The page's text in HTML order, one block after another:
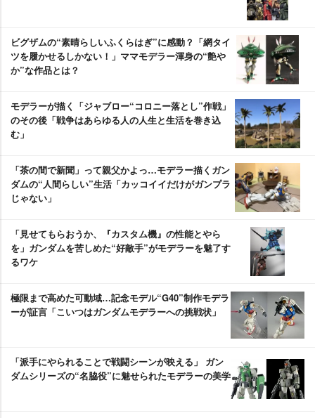
ビグザムの“素晴らしいふくらはぎ”に感動？「網タイ
ツを履かせるしかない！」ママモデラー渾身の“艶
か”な作品とは？
モデラーが描く「ジャブロー“コロニー落とし”作戦」
のその後「戦争はあらゆる人の人生と生活を巻き込
む」
「茶の間で新聞」って親父かよっ…モデラー描くガン
ダムの“人間らしい”生活「カッコイイだけがガンプラ
じゃない」
「見せてもらおうか、『カスタム機』の性能とやら
を」ガンダムを苦しめた“好敵手”がモデラーを魅了す
るワケ
極限まで高めた可動域…記念モデル“G40”制作モデラ
ーが証言「こいつはガンダムモデラーへの挑戦状」
「派手にやられることで戦闘シーンが映える」 ガン
ダムシリーズの“名脇役”に魅せられたモデラーの美学